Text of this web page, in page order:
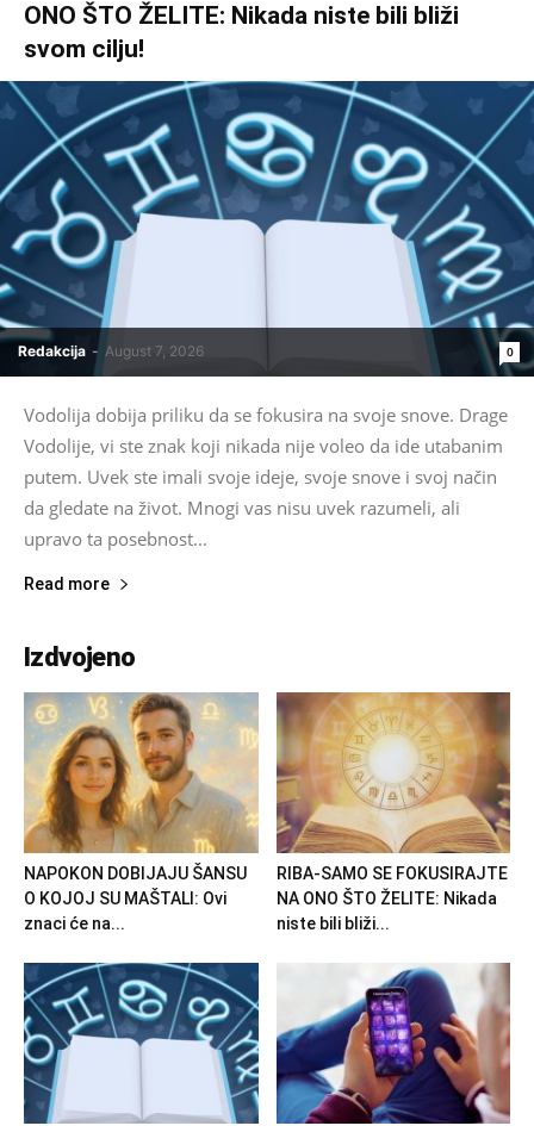
ONO ŠTO ŽELITE: Nikada niste bili bliži
svom cilju!
Redakcija - August 7, 2026 0
Vodolija dobija priliku da se fokusira na svoje snove. Drage
Vodolije, vi ste znak koji nikada nije voleo da ide utabanim
putem. Uvek ste imali svoje ideje, svoje snove i svoj način
da gledate na život. Mnogi vas nisu uvek razumeli, ali
upravo ta posebnost...
Read more
Izdvojeno
NAPOKON DOBIJAJU ŠANSU
O KOJOJ SU MAŠTALI: Ovi
znaci će na...
RIBA-SAMO SE FOKUSIRAJTE
NA ONO ŠTO ŽELITE: Nikada
niste bili bliži...